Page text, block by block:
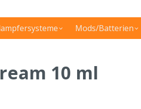
Mods/Batterien
10 ml